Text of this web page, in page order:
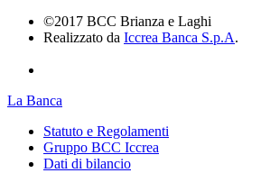
©2017 BCC Brianza e Laghi
Realizzato da Iccrea Banca S.p.A.
La Banca
Statuto e Regolamenti
Gruppo BCC Iccrea
Dati di bilancio